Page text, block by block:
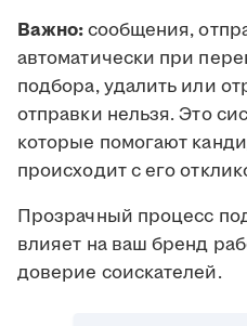
Важно:сообщения,
автоматически при
подбора, удалить или
отправки нельзя. Это
которые помогают
происходит с его
Прозрачный процесс
влияет на ваш бренд
доверие соискателей.